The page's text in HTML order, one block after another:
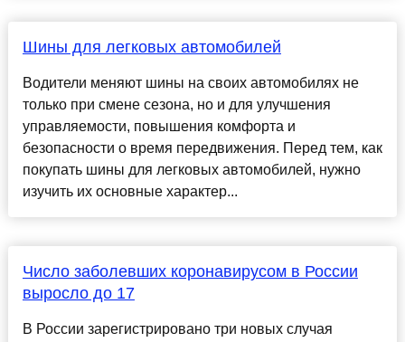
Шины для легковых автомобилей
Водители меняют шины на своих автомобилях не
только при смене сезона, но и для улучшения
управляемости, повышения комфорта и
безопасности о время передвижения. Перед тем, как
покупать шины для легковых автомобилей, нужно
изучить их основные характер...
Число заболевших коронавирусом в России
выросло до 17
В России зарегистрировано три новых случая